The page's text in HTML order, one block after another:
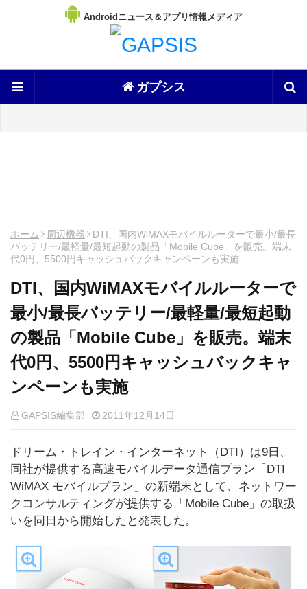
Androidニュース＆アプリ情報メディア
ガプシス
ホーム 周辺機器
DTI、国内WiMAXモバイルルーターで最小/最長
バッテリー/最軽量/最短起動の製品「Mobile Cube」を販売。端末
代0円、5500円キャッシュバックキャンペーンも実施
DTI、国内WiMAXモバイルルーターで
最小/最長バッテリー/最軽量/最短起動
の製品「Mobile Cube」を販売。端末
代0円、5500円キャッシュバックキャ
ンペーンも実施
GAPSIS編集部 2011年12月14日
ドリーム・トレイン・インターネット（DTI）は9日、
同社が提供する高速モバイルデータ通信プラン「DTI
WiMAX モバイルプラン」の新端末として、ネットワー
クコンサルティングが提供する「Mobile Cube」の取扱
いを同日から開始したと発表した。